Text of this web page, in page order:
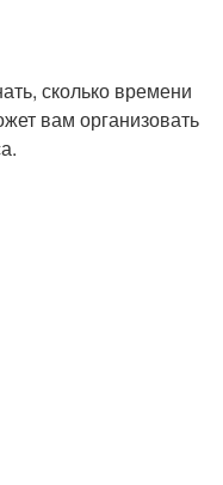
сколько времени
вам организовать